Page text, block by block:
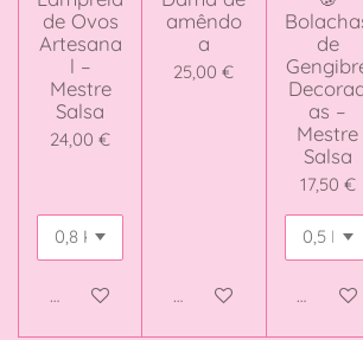
de Ovos
Artesana
l –
Mestre
Salsa
24,00 €
Adicionar ao carrinho
amêndo
a
25,00 €
Adicionar ao carrinho
de
as –
Mestre
Salsa
17,50 €